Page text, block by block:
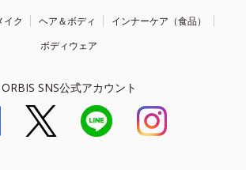
イク ヘア＆ボディ
インナーケア（食品）
ボディウェア
ORBIS SNS公式アカウント